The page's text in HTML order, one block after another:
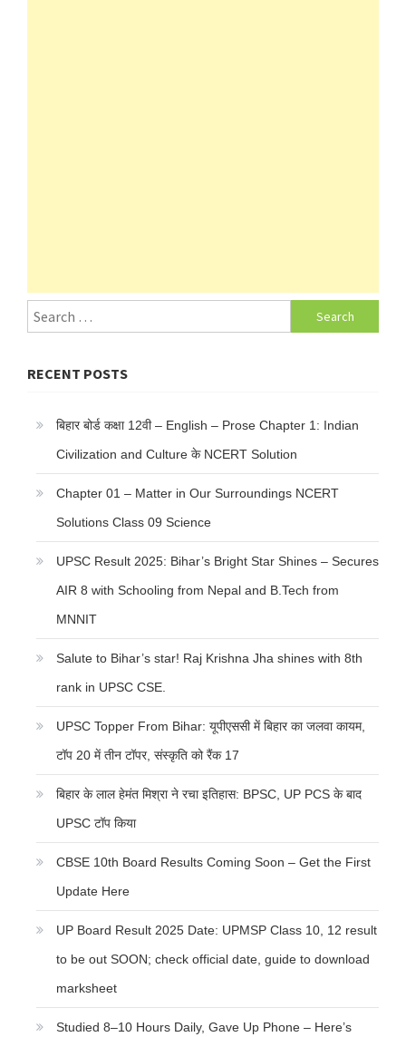
Search
for:
RECENT POSTS
बिहार बोर्ड कक्षा 12वी – English – Prose Chapter 1: Indian
Civilization and Culture के NCERT Solution
Chapter 01 – Matter in Our Surroundings NCERT
Solutions Class 09 Science
UPSC Result 2025: Bihar’s Bright Star Shines – Secures
AIR 8 with Schooling from Nepal and B.Tech from
MNNIT
Salute to Bihar’s star! Raj Krishna Jha shines with 8th
rank in UPSC CSE.
UPSC Topper From Bihar: यूपीएससी में बिहार का जलवा कायम,
टॉप 20 में तीन टॉपर, संस्कृति को रैंक 17
बिहार के लाल हेमंत मिश्रा ने रचा इतिहास: BPSC, UP PCS के बाद
UPSC टॉप किया
CBSE 10th Board Results Coming Soon – Get the First
Update Here
UP Board Result 2025 Date: UPMSP Class 10, 12 result
to be out SOON; check official date, guide to download
marksheet
Studied 8–10 Hours Daily, Gave Up Phone – Here’s